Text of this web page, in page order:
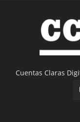
Cuentas Claras